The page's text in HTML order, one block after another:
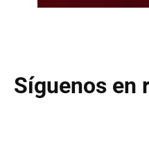
Síguenos en